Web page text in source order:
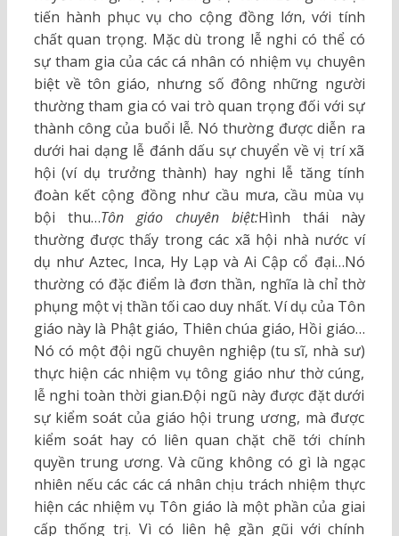
tiến hành phục vụ cho cộng đồng lớn, với tính
chất quan trọng. Mặc dù trong lễ nghi có thể có
sự tham gia của các cá nhân có nhiệm vụ chuyên
biệt về tôn giáo, nhưng số đông những người
thường tham gia có vai trò quan trọng đối với sự
thành công của buổi lễ. Nó thường được diễn ra
dưới hai dạng lễ đánh dấu sự chuyển về vị trí xã
hội (ví dụ trưởng thành) hay nghi lễ tăng tính
đoàn kết cộng đồng như cầu mưa, cầu mùa vụ
bội thu…Tôn giáo chuyên biệt:Hình thái này
thường được thấy trong các xã hội nhà nước ví
dụ như Aztec, Inca, Hy Lạp và Ai Cập cổ đại…Nó
thường có đặc điểm là đơn thần, nghĩa là chỉ thờ
phụng một vị thần tối cao duy nhất. Ví dụ của Tôn
giáo này là Phật giáo, Thiên chúa giáo, Hồi giáo…
Nó có một đội ngũ chuyên nghiệp (tu sĩ, nhà sư)
thực hiện các nhiệm vụ tông giáo như thờ cúng,
lễ nghi toàn thời gian.Đội ngũ này được đặt dưới
sự kiểm soát của giáo hội trung ương, mà được
kiểm soát hay có liên quan chặt chẽ tới chính
quyền trung ương. Và cũng không có gì là ngạc
nhiên nếu các các cá nhân chịu trách nhiệm thực
hiện các nhiệm vụ Tôn giáo là một phần của giai
cấp thống trị. Vì có liên hệ gần gũi với chính